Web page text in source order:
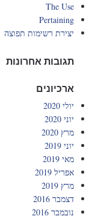
The Use
Pertaining
יצירת רשימות תפוצה
תגובות אחרונות
ארכיונים
יולי 2020
יוני 2020
מרץ 2020
יוני 2019
מאי 2019
אפריל 2019
מרץ 2019
דצמבר 2016
נובמבר 2016